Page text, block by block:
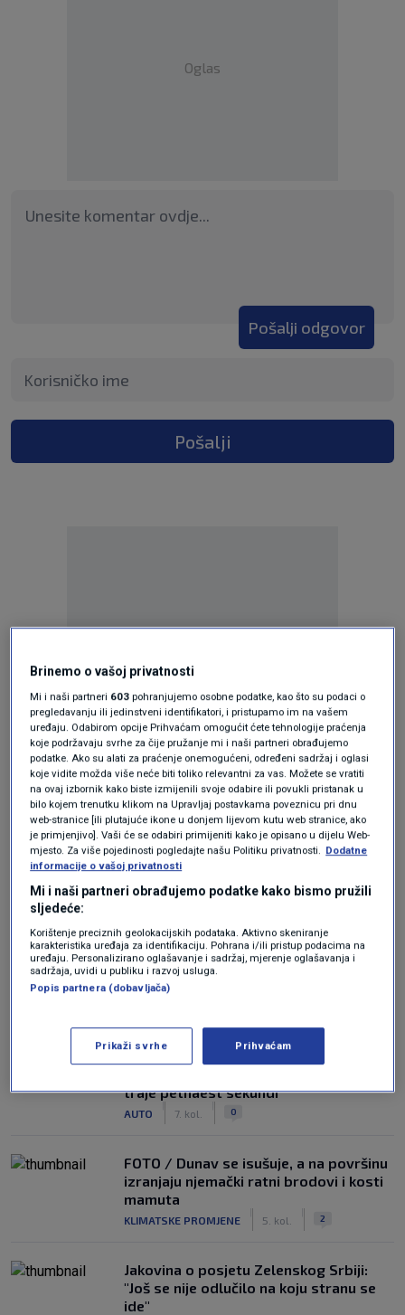
Oglas
Pošalji odgovor
Pošalji
Auto koji stoji na suncu ne hladi se
traje petnaest sekundi
AUTO 7. kol. 0
FOTO / Dunav se isušuje, a na površinu
izranjaju njemački ratni brodovi i kosti
mamuta
KLIMATSKE PROMJENE 5. kol. 2
Jakovina o posjetu Zelenskog Srbiji:
"Još se nije odlučilo na koju stranu se
ide"
Brinemo o vašoj privatnosti
Mi i naši partneri 603 pohranjujemo osobne podatke, kao što su podaci o
pregledavanju ili jedinstveni identifikatori, i pristupamo im na vašem
uređaju. Odabirom opcije Prihvaćam omogućit ćete tehnologije praćenja
koje podržavaju svrhe za čije pružanje mi i naši partneri obrađujemo
podatke. Ako su alati za praćenje onemogućeni, određeni sadržaj i oglasi
koje vidite možda više neće biti toliko relevantni za vas. Možete se vratiti
na ovaj izbornik kako biste izmijenili svoje odabire ili povukli pristanak u
bilo kojem trenutku klikom na Upravljaj postavkama poveznicu pri dnu
web-stranice [ili plutajuće ikone u donjem lijevom kutu web stranice, ako
je primjenjivo]. Vaši će se odabiri primijeniti kako je opisano u dijelu Web-
mjesto. Za više pojedinosti pogledajte našu Politiku privatnosti. Dodatne
informacije o vašoj privatnosti
Mi i naši partneri obrađujemo podatke kako bismo pružili
sljedeće:
Korištenje preciznih geolokacijskih podataka. Aktivno skeniranje
karakteristika uređaja za identifikaciju. Pohrana i/ili pristup podacima na
uređaju. Personalizirano oglašavanje i sadržaj, mjerenje oglašavanja i
sadržaja, uvidi u publiku i razvoj usluga.
Popis partnera (dobavljača)
Prikaži svrhe Prihvaćam